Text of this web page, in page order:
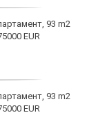
93 m2
EUR
93 m2
EUR